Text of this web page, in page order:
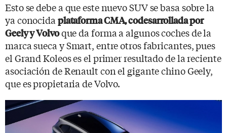
Esto se debe a que este nuevo SUV se basa sobre la
ya conocida plataforma CMA, codesarrollada por
Geely y Volvoque da forma a algunos coches de la
marca sueca y Smart, entre otros fabricantes, pues
el Grand Koleos es el primer resultado de la reciente
asociación de Renault con el gigante chino Geely,
que es propietaria de Volvo.